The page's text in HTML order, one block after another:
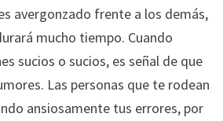
avergonzado frente a los demás,
mucho tiempo. Cuando
sucios o sucios, es señal de que
Las personas que te rodean
ansiosamente tus errores, por